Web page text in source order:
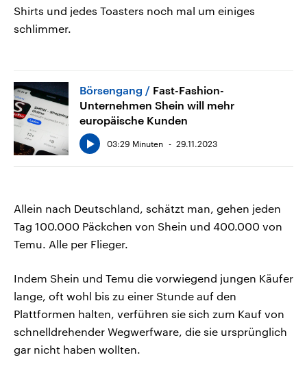
Shirts und jedes Toasters noch mal um einiges
schlimmer.
Börsengang
Fast-Fashion-
Unternehmen Shein will mehr
europäische Kunden
03:29 Minuten 29.11.2023
Allein nach Deutschland, schätzt man, gehen jeden
Tag 100.000 Päckchen von Shein und 400.000 von
Temu. Alle per Flieger.
Indem Shein und Temu die vorwiegend jungen Käufer
lange, oft wohl bis zu einer Stunde auf den
Plattformen halten, verführen sie sich zum Kauf von
schnelldrehender Wegwerfware, die sie ursprünglich
gar nicht haben wollten.